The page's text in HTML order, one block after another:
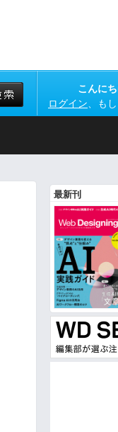
こんに
ログイン 、も
最新刊